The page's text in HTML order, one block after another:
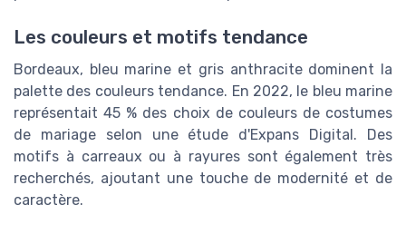
Les couleurs et motifs tendance
Bordeaux, bleu marine et gris anthracite dominent la
palette des couleurs tendance. En 2022, le bleu marine
représentait 45 % des choix de couleurs de costumes
de mariage selon une étude d'Expans Digital. Des
motifs à carreaux ou à rayures sont également très
recherchés, ajoutant une touche de modernité et de
caractère.